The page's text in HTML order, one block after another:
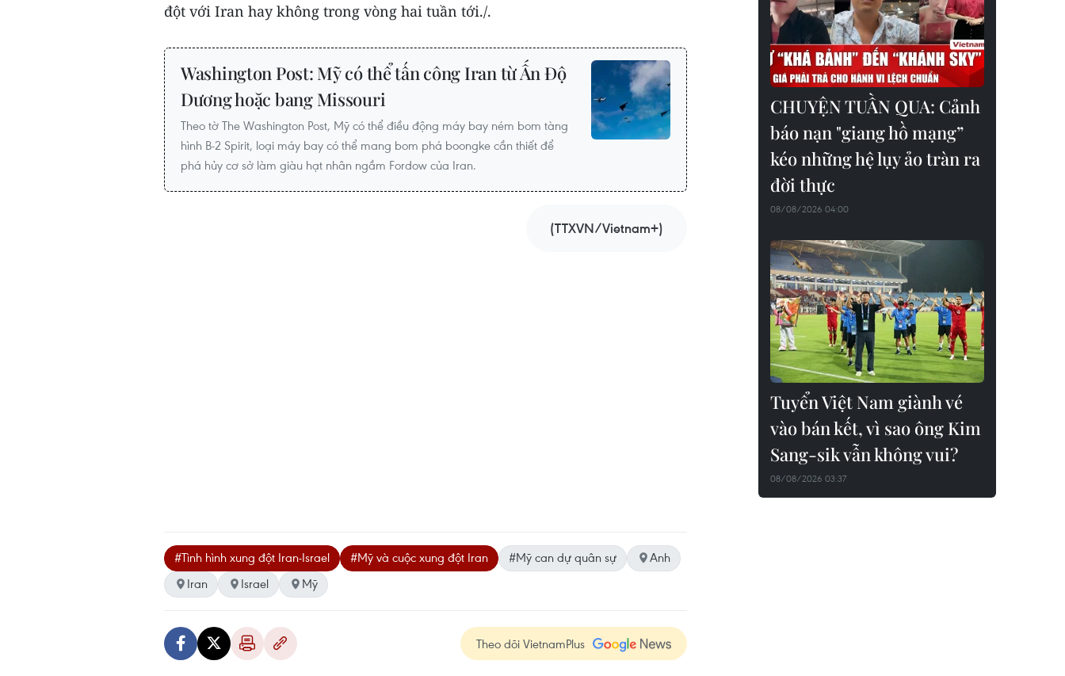
đột với Iran hay không trong vòng hai tuần tới./.
Washington Post: Mỹ có thể tấn công Iran từ Ấn Độ
Dương hoặc bang Missouri
Theo tờ The Washington Post, Mỹ có thể điều động máy bay ném bom tàng
hình B-2 Spirit, loại máy bay có thể mang bom phá boongke cần thiết để
phá hủy cơ sở làm giàu hạt nhân ngầm Fordow của Iran.
(TTXVN/Vietnam+)
#Tình hình xung đột Iran-Israel #Mỹ và cuộc xung đột Iran #Mỹ can dự quân sự
Anh
Iran
Israel Mỹ
Theo dõi VietnamPlus
CHUYỆN TUẦN QUA: Cảnh
báo nạn "giang hồ mạng”
kéo những hệ lụy ảo tràn ra
đời thực
08/08/2026 04:00
Tuyển Việt Nam giành vé
vào bán kết, vì sao ông Kim
Sang-sik vẫn không vui?
08/08/2026 03:37